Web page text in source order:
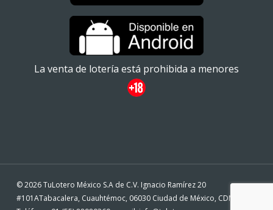
La venta de lotería está prohibida a menores
© 2026 TuLotero México S.A de C.V. Ignacio Ramírez 20
#101ATabacalera, Cuauhtémoc, 06030 Ciudad de México, CDMX. -